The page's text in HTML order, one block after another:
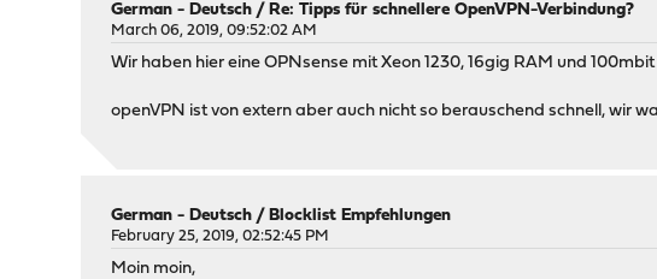
German - Deutsch /Re: Tipps für schnellere OpenVPN-Verbindung?
March 06, 2019, 09:52:02 AM
Wir haben hier eine OPNsense mit Xeon 1230, 16gig RAM und
openVPN ist von extern aber auch nicht so berauschend schnell, wir
German - Deutsch /Blocklist Empfehlungen
February 25, 2019, 02:52:45 PM
Moin moin,